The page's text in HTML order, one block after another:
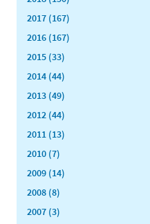
2017 (167)
2016 (167)
2015 (33)
2014 (44)
2013 (49)
2012 (44)
2011 (13)
2010 (7)
2009 (14)
2008 (8)
2007 (3)